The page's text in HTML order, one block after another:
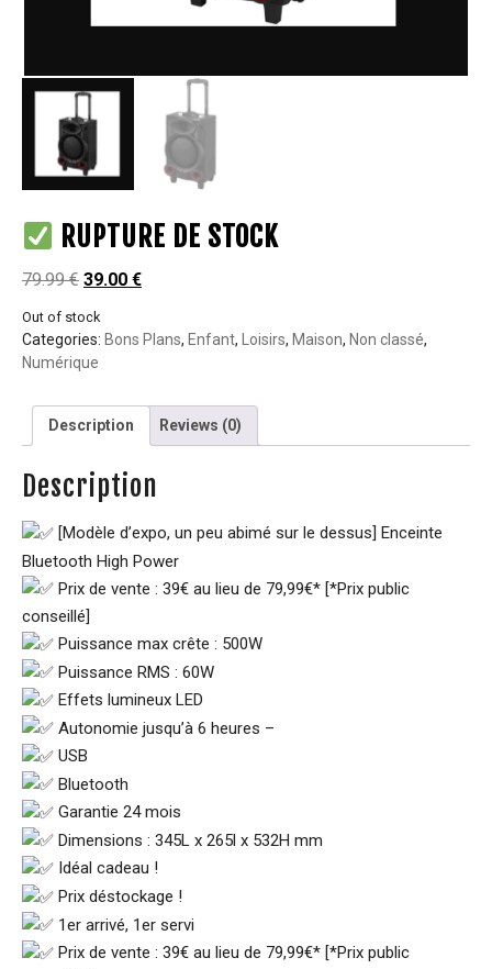
RUPTURE DE STOCK
79.99€ 39.00 €
Out of stock
Categories: Bons Plans, Enfant, Loisirs, Maison, Non classé,
Numérique
Description Reviews (0)
Description
[Modèle d’expo, un peu abimé sur le dessus] Enceinte
Bluetooth High Power
Prix de vente : 39€ au lieu de 79,99€* [*Prix public
conseillé]
Puissance max crête : 500W
Puissance RMS : 60W
Effets lumineux LED
Autonomie jusqu’à 6 heures –
USB
Bluetooth
Garantie 24 mois
Dimensions : 345L x 265l x 532H mm
Idéal cadeau !
Prix déstockage !
1er arrivé, 1er servi
Prix de vente : 39€ au lieu de 79,99€* [*Prix public